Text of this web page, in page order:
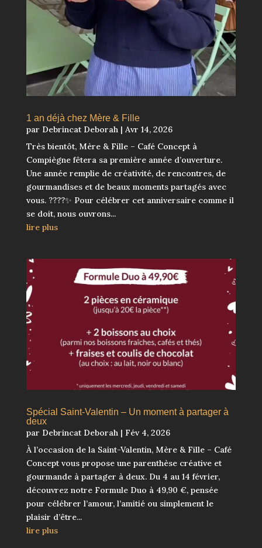
1 an déjà chez Mère & Fille
par Debrincat Deborah| Avr 14, 2026
Très bientôt, Mère & Fille – Café Concept à
Compiègne fêtera sa première année d’ouverture.
Une année remplie de créativité, de rencontres, de
gourmandises et de beaux moments partagés avec
vous. ????✨ Pour célébrer cet anniversaire comme il
se doit, nous ouvrons...
lire plus
Spécial Saint-Valentin – Un moment à partager à
deux
par Debrincat Deborah| Fév 4, 2026
À l’occasion de la Saint-Valentin, Mère & Fille – Café
Concept vous propose une parenthèse créative et
gourmande à partager à deux. Du 4 au 14 février,
découvrez notre Formule Duo à 49,90 €, pensée
pour célébrer l’amour, l’amitié ou simplement le
plaisir d’être...
lire plus